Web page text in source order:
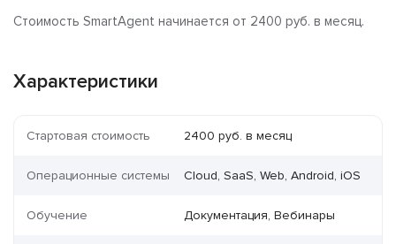
Стоимость SmartAgent начинается от 2400 руб. в месяц.
Характеристики
Стартовая стоимость 2400 руб. в месяц
Операционные системы Cloud, SaaS, Web, Android, iOS
Обучение Документация, Вебинары